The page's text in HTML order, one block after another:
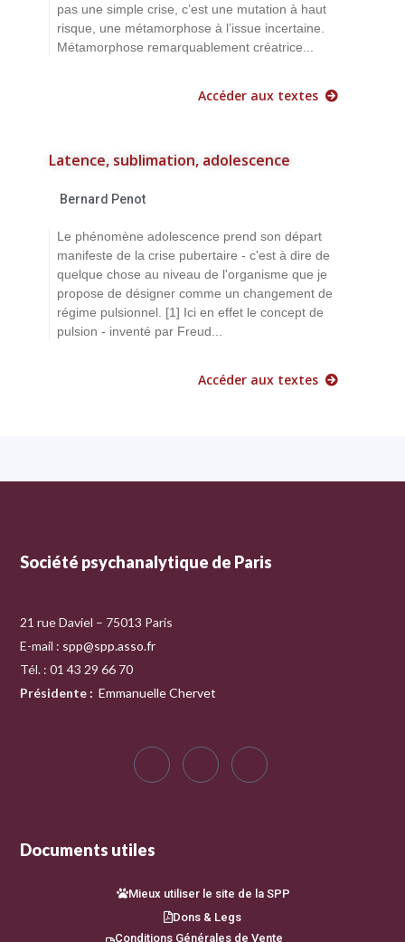
pas une simple crise, c’est une mutation à haut
risque, une métamorphose à l’issue incertaine.
Métamorphose remarquablement créatrice...
Accéder aux textes
Latence, sublimation, adolescence
Bernard Penot
Le phénomène adolescence prend son départ
manifeste de la crise pubertaire - c'est à dire de
quelque chose au niveau de l'organisme que je
propose de désigner comme un changement de
régime pulsionnel. [1] Ici en effet le concept de
pulsion - inventé par Freud...
Accéder aux textes
Société psychanalytique de Paris
21 rue Daviel – 75013 Paris
E-mail : spp@spp.asso.fr
Tél. : 01 43 29 66 70
Présidente : Emmanuelle Chervet
Documents utiles
Mieux utiliser le site de la SPP
Dons & Legs
Conditions Générales de Vente